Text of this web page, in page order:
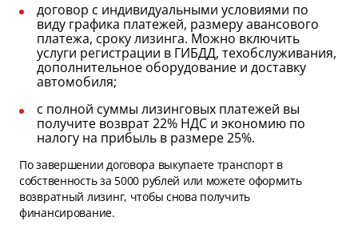
договор с индивидуальными условиями по
виду графика платежей, размеру авансового
платежа, сроку лизинга. Можно включить
услуги регистрации в ГИБДД, техобслуживания,
дополнительное оборудование и доставку
автомобиля;
с полной суммы лизинговых платежей вы
получите возврат 22% НДС и экономию по
налогу на прибыль в размере 25%.
По завершении договора выкупаете транспорт в
собственность за 5000 рублей или можете оформить
возвратный лизинг, чтобы снова получить
финансирование.